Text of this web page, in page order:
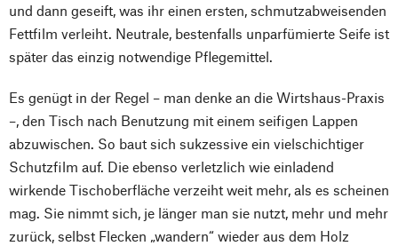
und dann geseift, was ihr einen ersten, schmutzabweisenden
Fettfilm verleiht. Neutrale, bestenfalls unparfümierte Seife ist
später das einzig notwendige Pflegemittel.
Es genügt in der Regel – man denke an die Wirtshaus-Praxis
–, den Tisch nach Benutzung mit einem seifigen Lappen
abzuwischen. So baut sich sukzessive ein vielschichtiger
Schutzfilm auf. Die ebenso verletzlich wie einladend
wirkende Tischoberfläche verzeiht weit mehr, als es scheinen
mag. Sie nimmt sich, je länger man sie nutzt, mehr und mehr
zurück, selbst Flecken „wandern“ wieder aus dem Holz